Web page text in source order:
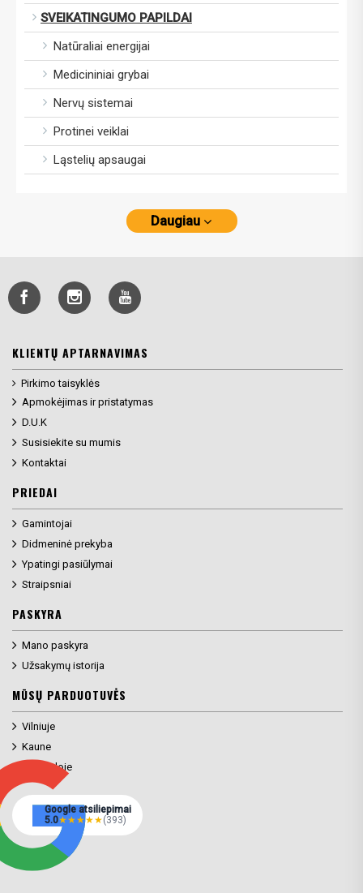
SVEIKATINGUMO PAPILDAI
Natūraliai energijai
Medicininiai grybai
Nervų sistemai
Protinei veiklai
Ląstelių apsaugai
Daugiau
KLIENTŲ APTARNAVIMAS
Pirkimo taisyklės
Apmokėjimas ir pristatymas
D.U.K
Susisiekite su mumis
Kontaktai
PRIEDAI
Gamintojai
Didmeninė prekyba
Ypatingi pasiūlymai
Straipsniai
PASKYRA
Mano paskyra
Užsakymų istorija
MŪSŲ PARDUOTUVĖS
Vilniuje
Kaune
Klaipėdoje
Google atsiliepimai
5.0★★★★★(393)